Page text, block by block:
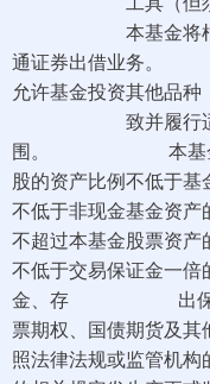
本基金将根据法
通证券出借业务
允许基金投资其他品
致并履行适当程
围。 本基金投资
股的资产比例不
不低于非现金基金资
不超过本基金股
不低于交易保证金一
金、存 出保证金
票期权、国债期
照法律法规或监